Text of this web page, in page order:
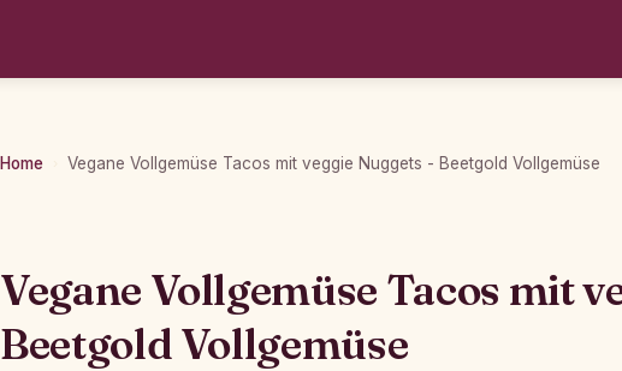
Home Vegane Vollgemüse Tacos mit veggie Nuggets - Beetgold Vollgemüse
Vegane Vollgemüse Tacos mit
Beetgold Vollgemüse